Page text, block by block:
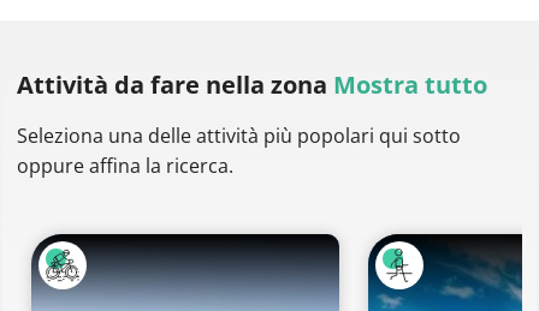
Attività da fare nella zona Mostra tutto
Seleziona una delle attività più popolari qui sotto
oppure affina la ricerca.